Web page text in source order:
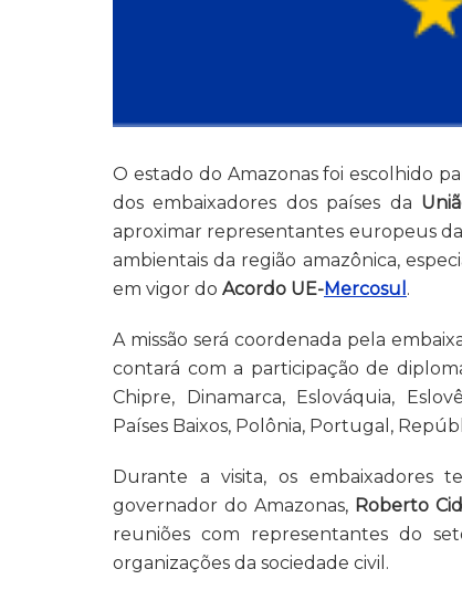
O estado do Amazonas foi escolhido
dos embaixadores dos países da
aproximar representantes europeus
ambientais da região amazônica,
em vigor do Acordo UE-Mercosul .
A missão será coordenada pela
contará com a participação de
Chipre, Dinamarca, Eslováquia,
Países Baixos, Polônia, Portugal,
Durante a visita, os embaixadores
governador do Amazonas, Roberto
reuniões com representantes do
organizações da sociedade civil.